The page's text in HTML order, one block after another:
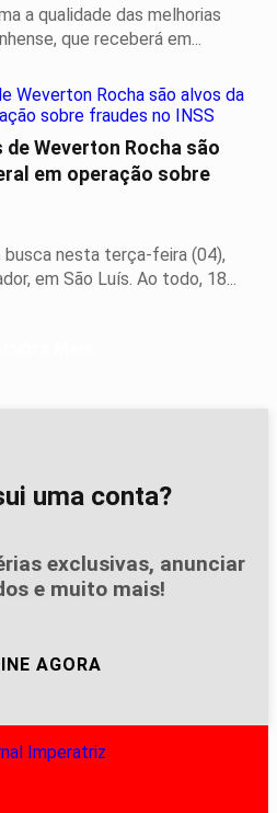
a qualidade das melhorias
que receberá em...
Weverton Rocha são
em operação sobre
busca nesta terça-feira (04),
em São Luís. Ao todo, 18...
uma conta?
exclusivas, anunciar
e muito mais!
AGORA